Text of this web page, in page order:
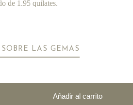
de 1.95 quilates.
LAS GEMAS
Añadir al carrito